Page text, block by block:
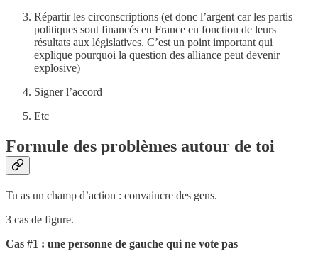
Répartir les circonscriptions (et donc l’argent car les partis
politiques sont financés en France en fonction de leurs
résultats aux législatives. C’est un point important qui
explique pourquoi la question des alliance peut devenir
explosive)
Signer l’accord
Etc
Formule des problèmes autour de toi
Tu as un champ d’action : convaincre des gens.
3 cas de figure.
Cas #1 : une personne de gauche qui ne vote pas